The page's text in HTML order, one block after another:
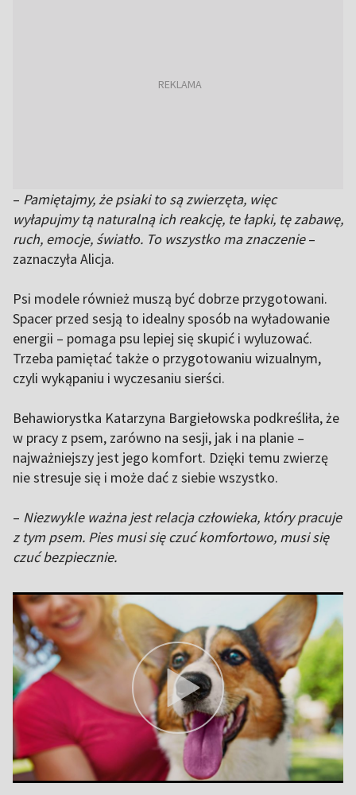
– Pamiętajmy, że psiaki to są zwierzęta, więc
wyłapujmy tą naturalną ich reakcję, te łapki, tę zabawę,
ruch, emocje, światło. To wszystko ma znaczenie–
zaznaczyła Alicja.
Psi modele również muszą być dobrze przygotowani.
Spacer przed sesją to idealny sposób na wyładowanie
energii – pomaga psu lepiej się skupić i wyluzować.
Trzeba pamiętać także o przygotowaniu wizualnym,
czyli wykąpaniu i wyczesaniu sierści.
Behawiorystka Katarzyna Bargiełowska podkreśliła, że
w pracy z psem, zarówno na sesji, jak i na planie –
najważniejszy jest jego komfort. Dzięki temu zwierzę
nie stresuje się i może dać z siebie wszystko.
– Niezwykle ważna jest relacja człowieka, który pracuje
z tym psem. Pies musi się czuć komfortowo, musi się
czuć bezpiecznie.